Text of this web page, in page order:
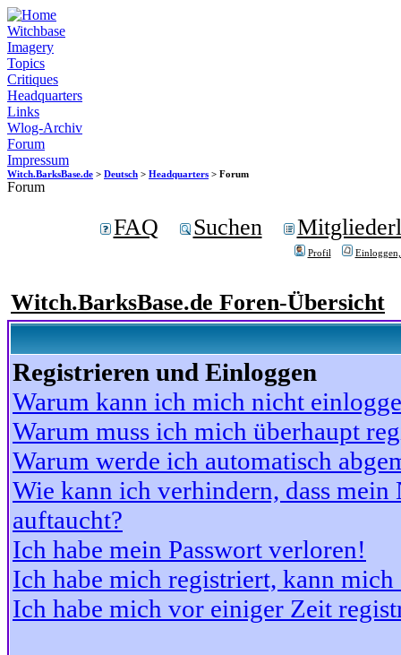
Witchbase
Imagery
Topics
Critiques
Headquarters
Links
Wlog-Archiv
Forum
Impressum
Witch.BarksBase.de > Deutsch > Headquarters > Forum
Forum
FAQ Suchen
Profil
Witch.BarksBase.de Foren-Übersicht
Registrieren und Einloggen
Warum kann ich mich nicht
Warum muss ich mich überhaupt
Warum werde ich automatisch
Wie kann ich verhindern, dass
auftaucht?
Ich habe mein Passwort verloren!
Ich habe mich registriert, kann
Ich habe mich vor einiger Zeit